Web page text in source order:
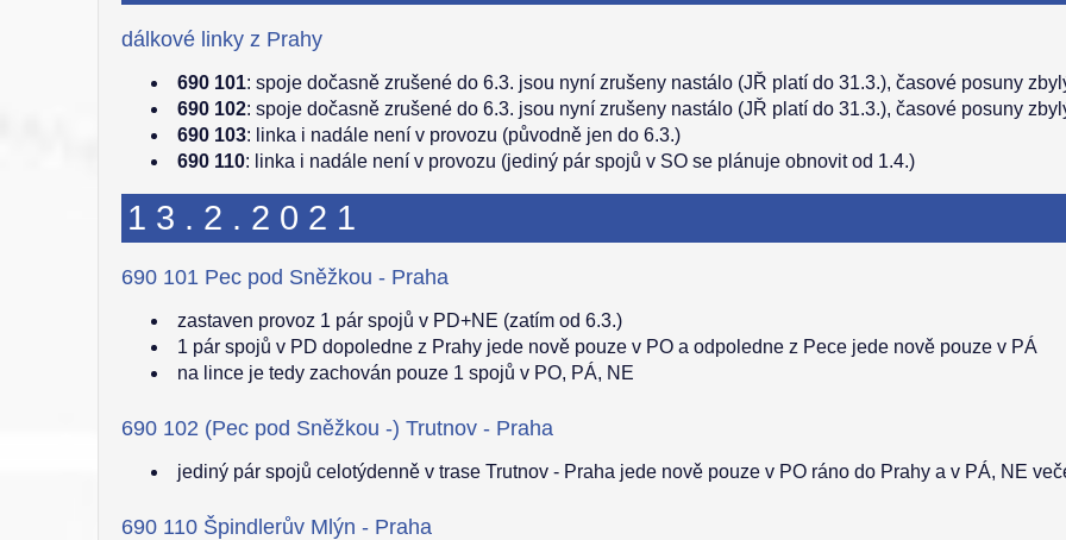
dálkové linky z Prahy
690 101: spoje dočasně zrušené do 6.3. jsou nyní zrušeny nastálo (JŘ platí do 31.3.), časové posuny
690 102: spoje dočasně zrušené do 6.3. jsou nyní zrušeny nastálo (JŘ platí do 31.3.), časové posuny
690 103: linka i nadále není v provozu (původně jen do 6.3.)
690 110: linka i nadále není v provozu (jediný pár spojů v SO se plánuje obnovit od 1.4.)
13.2.2021
690 101 Pec pod Sněžkou - Praha
zastaven provoz 1 pár spojů v PD+NE (zatím od 6.3.)
1 pár spojů v PD dopoledne z Prahy jede nově pouze v PO a odpoledne z Pece jede nově pouze v PÁ
na lince je tedy zachován pouze 1 spojů v PO, PÁ, NE
690 102 (Pec pod Sněžkou -) Trutnov - Praha
jediný pár spojů celotýdenně v trase Trutnov - Praha jede nově pouze v PO ráno do Prahy a v PÁ, NE
690 110 Špindlerův Mlýn - Praha